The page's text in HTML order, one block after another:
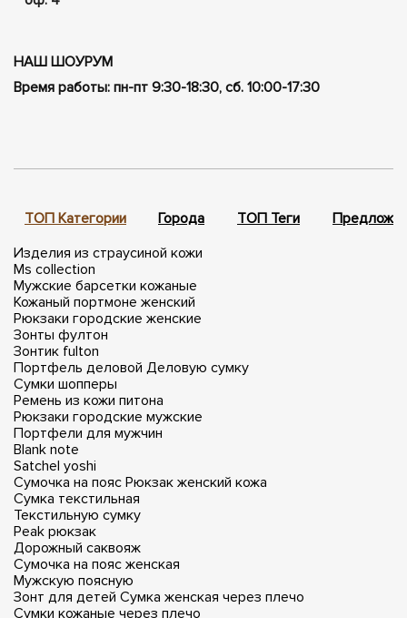
НАШ ШОУРУМ
Время работы: пн-пт 9:30-18:30, сб. 10:00-17:30
ТОП Категории Города ТОП Теги
Изделия из страусиной кожи
Ms collection
Мужские барсетки кожаные
Кожаный портмоне женский
Рюкзаки городские женские
Зонты фултон
Зонтик fulton
Портфель деловой Деловую сумку
Сумки шопперы
Ремень из кожи питона
Рюкзаки городские мужские
Портфели для мужчин
Blank note
Satchel yoshi
Сумочка на пояс Рюкзак женский кожа
Сумка текстильная
Текстильную сумку
Peak рюкзак
Дорожный саквояж
Сумочка на пояс женская
Мужскую поясную
Зонт для детей Сумка женская через плечо
Сумки кожаные через плечо